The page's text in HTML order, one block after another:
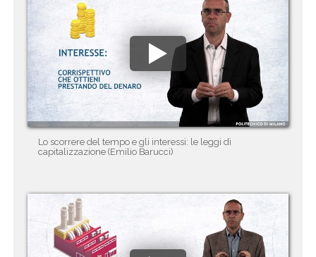
Lo scorrere del tempo e gli interessi: le leggi di
capitalizzazione (Emilio Barucci)